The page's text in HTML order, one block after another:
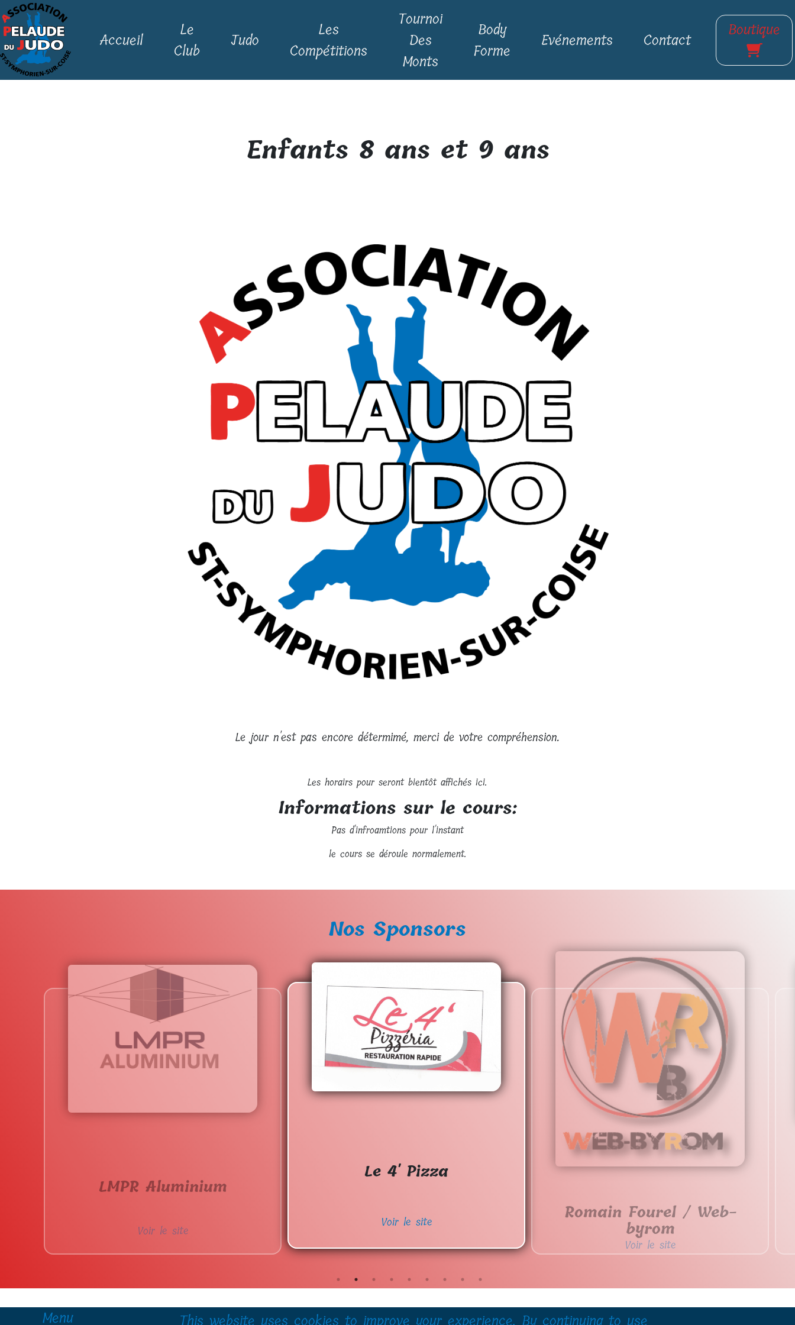
Accueil
Le
Club
Judo
Les
Compétitions
Tournoi
Des
Monts
Body
Forme
Evénements Contact Boutique
Enfants 8 ans et 9 ans
Le jour n'est pas encore détermimé, merci de votre compréhension.
Les horairs pour seront bientôt affichés ici.
Informations sur le cours:
Pas d'infroamtions pour l'instant
le cours se déroule normalement.
Nos Sponsors
LMPR Aluminium
Voir le site
Le 4' Pizza
Voir le site Romain Fourel / Web-
byrom
Voir le site
Menu